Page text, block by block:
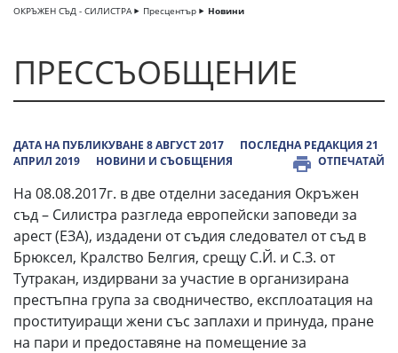
ОКРЪЖЕН СЪД - СИЛИСТРА Пресцентър Новини
ПРЕССЪОБЩЕНИЕ
ДАТА НА ПУБЛИКУВАНЕ 8 АВГУСТ 2017
ПОСЛЕДНА РЕДАКЦИЯ 21
АПРИЛ 2019
НОВИНИ И СЪОБЩЕНИЯ ОТПЕЧАТАЙ
На 08.08.2017г. в две отделни заседания Окръжен
съд – Силистра разгледа европейски заповеди за
арест (ЕЗА), издадени от съдия следовател от съд в
Брюксел, Кралство Белгия, срещу С.Й. и С.З. от
Тутракан, издирвани за участие в организирана
престъпна група за сводничество, експлоатация на
проституиращи жени със заплахи и принуда, пране
на пари и предоставяне на помещение за